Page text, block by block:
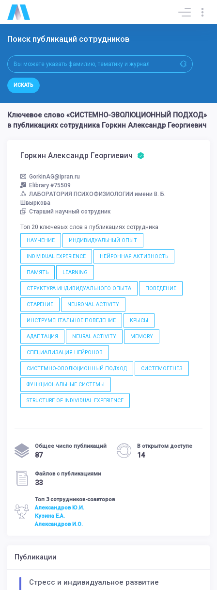
Поиск публикаций сотрудников
ИСКАТЬ
Ключевое слово «СИСТЕМНО-ЭВОЛЮЦИОННЫЙ ПОДХОД»
в публикациях сотрудника Горкин Александр Георгиевич
Горкин Александр Георгиевич
GorkinAG@ipran.ru
Elibrary #75509
ЛАБОРАТОРИЯ ПСИХОФИЗИОЛОГИИ имени В. Б.
Швыркова
Старший научный сотрудник
Топ 20 ключевых слов в публикациях сотрудника
НАУЧЕНИЕ ИНДИВИДУАЛЬНЫЙ ОПЫТ
INDIVIDUAL EXPERIENCE НЕЙРОННАЯ АКТИВНОСТЬ
ПАМЯТЬ LEARNING
СТРУКТУРА ИНДИВИДУАЛЬНОГО ОПЫТА ПОВЕДЕНИЕ
СТАРЕНИЕ NEURONAL ACTIVITY
ИНСТРУМЕНТАЛЬНОЕ ПОВЕДЕНИЕ КРЫСЫ
АДАПТАЦИЯ NEURAL ACTIVITY MEMORY
СПЕЦИАЛИЗАЦИЯ НЕЙРОНОВ
СИСТЕМНО-ЭВОЛЮЦИОННЫЙ ПОДХОД СИСТЕМОГЕНЕЗ
ФУНКЦИОНАЛЬНЫЕ СИСТЕМЫ
STRUCTURE OF INDIVIDUAL EXPERIENCE
Общее число публикаций
87
В открытом доступе
14
Файлов с публикациями
33
Топ 3 сотрудников-соавторов
Александров Ю.И.
Кузина Е.А.
Александров И.О.
Публикации
Стресс и индивидуальное развитие